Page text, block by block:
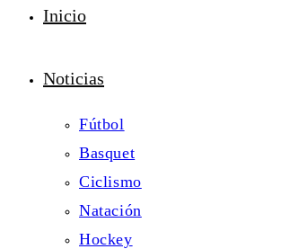
Inicio
Noticias
Fútbol
Basquet
Ciclismo
Natación
Hockey